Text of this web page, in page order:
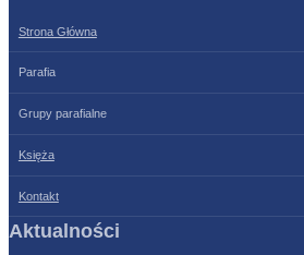
Strona Główna
Parafia
Grupy parafialne
Księża
Kontakt
Aktualności